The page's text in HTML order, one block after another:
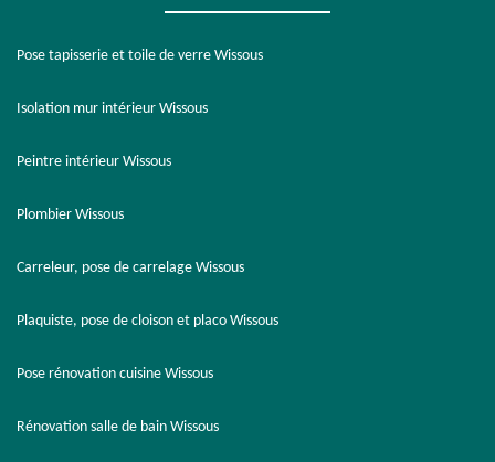
Pose tapisserie et toile de verre Wissous
Isolation mur intérieur Wissous
Peintre intérieur Wissous
Plombier Wissous
Carreleur, pose de carrelage Wissous
Plaquiste, pose de cloison et placo Wissous
Pose rénovation cuisine Wissous
Rénovation salle de bain Wissous